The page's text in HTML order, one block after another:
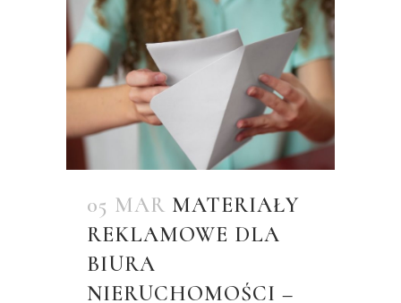
05 MAR MATERIAŁY
REKLAMOWE DLA
BIURA
NIERUCHOMOŚCI –